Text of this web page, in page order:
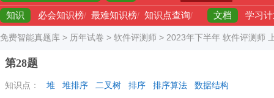
知识 必会知识榜/ 最难知识榜/ 知识点查询/ 文档 学习
免费智能真题库 > 历年试卷 > 软件评测师 > 2023年下半年 软件评测师
第28题
知识点： 堆 堆排序 二叉树 排序 排序算法
数据结构